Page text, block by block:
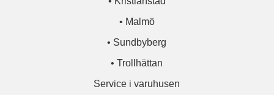
• Malmö
• Sundbyberg
• Trollhättan
Service i varuhusen